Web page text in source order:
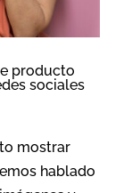
producto
sociales
mostrar
hablado